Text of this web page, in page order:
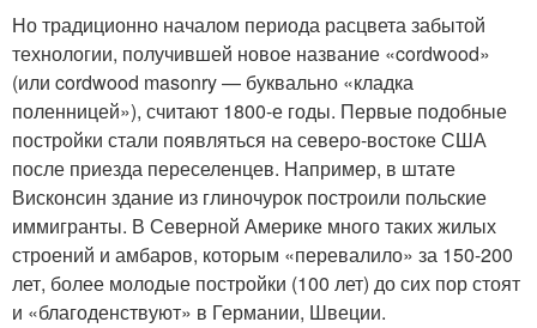
Но традиционно началом периода расцвета забытой
технологии, получившей новое название «cordwood»
(или cordwood masonry — буквально «кладка
поленницей»), считают 1800-е годы. Первые подобные
постройки стали появляться на северо-востоке США
после приезда переселенцев. Например, в штате
Висконсин здание из глиночурок построили польские
иммигранты. В Северной Америке много таких жилых
строений и амбаров, которым «перевалило» за 150-200
лет, более молодые постройки (100 лет) до сих пор стоят
и «благоденствуют» в Германии, Швеции.